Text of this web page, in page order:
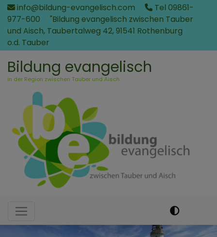
Direkt
zum
Inhalt
info@bildung-evangelisch.com
Tel 09861-
977-600
"Bildung evangelisch zwischen Tauber
und Aisch, Taubertalweg 42, 91541 Rothenburg
o.d. Tauber
Bildung evangelisch
in der Region zwischen Tauber und Aisch
Hauptnavigation